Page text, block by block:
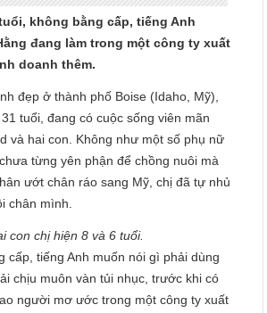
không bằng cấp, tiếng Anh
đang làm trong một công ty xuất
doanh thêm.
đẹp ở thành phố Boise (Idaho, Mỹ),
tuổi, đang có cuộc sống viên mãn
và hai con. Không như một số phụ nữ
từng yên phận để chồng nuôi mà
ướt chân ráo sang Mỹ, chị đã tự nhủ
chân mình.
con chị hiện 8 và 6 tuổi.
cấp, tiếng Anh muốn nói gì phải dùng
chịu muôn vàn tủi nhục, trước khi có
người mơ ước trong một công ty xuất